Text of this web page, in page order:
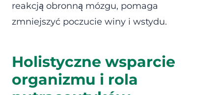
reakcją obronną mózgu, pomaga
zmniejszyć poczucie winy i wstydu.
Holistyczne wsparcie
organizmu i rola